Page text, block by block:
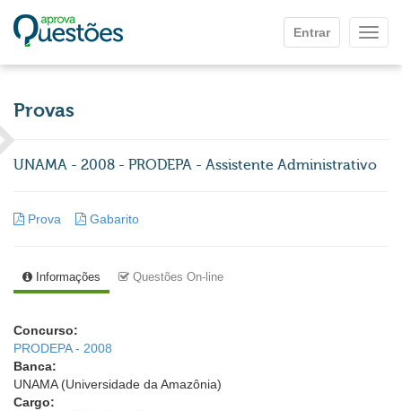
Entrar
Provas
UNAMA - 2008 - PRODEPA - Assistente Administrativo
Prova Gabarito
Informações Questões On-line
Concurso:
PRODEPA - 2008
Banca:
UNAMA (Universidade da Amazônia)
Cargo: